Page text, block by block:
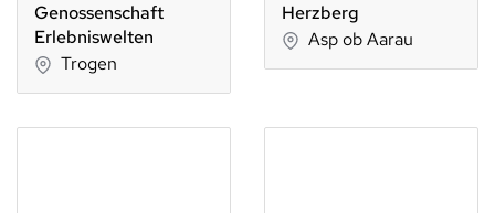
Genossenschaft
Erlebniswelten
Trogen
Herzberg
Asp ob Aarau